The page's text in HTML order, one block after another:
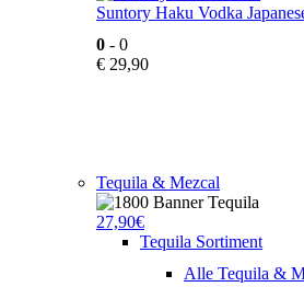
Suntory Haku Vodka
0 - 0
€ 29,90
Tequila & Mezcal
27,90€
Tequila Sortiment
Alle Tequila &